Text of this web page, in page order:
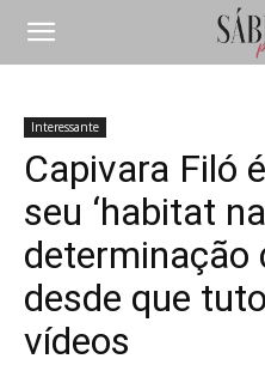
Interessante
Capivara Filó
seu ‘habitat
determinação
desde que
vídeos